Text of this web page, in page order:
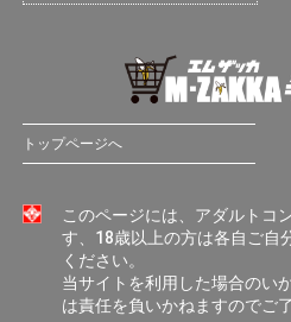
トップページへ
このページには、アダルトコ
す、18歳以上の方は各自ご自
ください。
当サイトを利用した場合のい
は責任を負いかねますのでご